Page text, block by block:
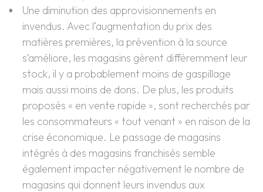
Une diminution des approvisionnements en
invendus. Avec l‘augmentation du prix des
matières premières, la prévention à la source
s’améliore, les magasins gèrent différemment leur
stock, il y a probablement moins de gaspillage
mais aussi moins de dons. De plus, les produits
proposés « en vente rapide », sont recherchés par
les consommateurs « tout venant » en raison de la
crise économique. Le passage de magasins
intégrés à des magasins franchisés semble
également impacter négativement le nombre de
magasins qui donnent leurs invendus aux